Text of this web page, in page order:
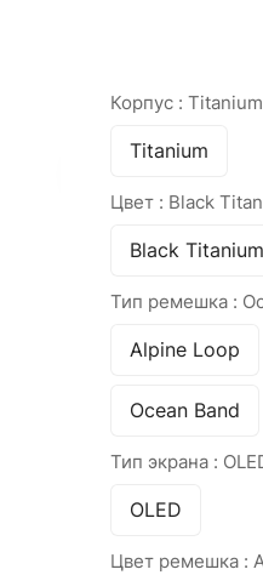
Корпус : Titanium
Titanium
Цвет : Black
Black Titanium
Тип ремешка :
Alpine Loop
Ocean Band
Тип экрана :
OLED
Цвет ремешка :